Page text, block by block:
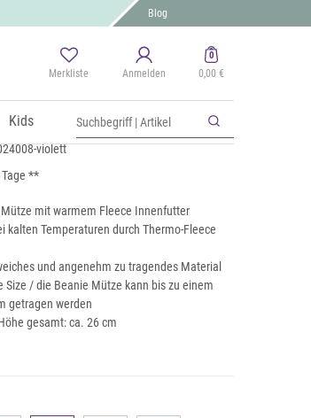
Blog
Merkliste Anmelden
0
0,00 €
Kids
mit Fleece
violett
Tage **
mit warmem Fleece Innenfutter
kalten Temperaturen durch Thermo-Fleece
und angenehm zu tragendes Material
Size / die Beanie Mütze kann bis zu einem
getragen werden
gesamt: ca. 26 cm